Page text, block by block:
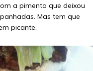
a pimenta que deixou
Mas tem que
picante.